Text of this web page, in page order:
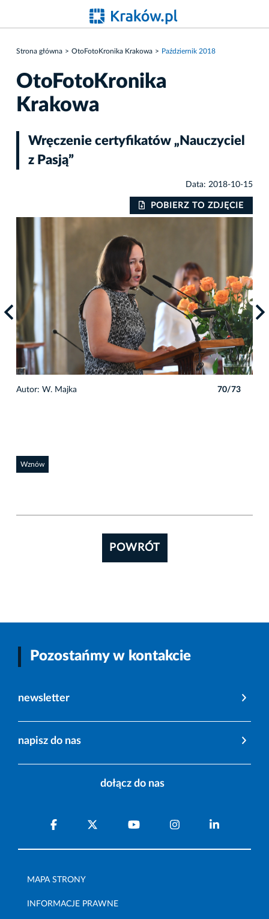
Strona główna OtoFotoKronika Krakowa Październik 2018
OtoFotoKronika
Krakowa
Wręczenie certyfikatów „Nauczyciel
z Pasją”
Data: 2018-10-15
POBIERZ TO ZDJĘCIE
Autor: W. Majka 70/73
Wznów
POWRÓT
Pozostańmy w kontakcie
newsletter
napisz do nas
dołącz do nas
MAPA STRONY
INFORMACJE PRAWNE